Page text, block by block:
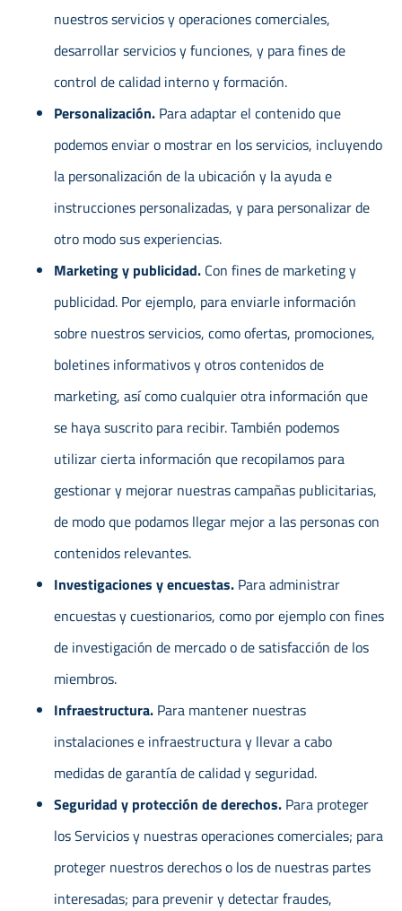
nuestros servicios y operaciones comerciales,
desarrollar servicios y funciones, y para fines de
control de calidad interno y formación.
Personalización. Para adaptar el contenido que
podemos enviar o mostrar en los servicios, incluyendo
la personalización de la ubicación y la ayuda e
instrucciones personalizadas, y para personalizar de
otro modo sus experiencias.
Marketing y publicidad. Con fines de marketing y
publicidad. Por ejemplo, para enviarle información
sobre nuestros servicios, como ofertas, promociones,
boletines informativos y otros contenidos de
marketing, así como cualquier otra información que
se haya suscrito para recibir. También podemos
utilizar cierta información que recopilamos para
gestionar y mejorar nuestras campañas publicitarias,
de modo que podamos llegar mejor a las personas con
contenidos relevantes.
Investigaciones y encuestas. Para administrar
encuestas y cuestionarios, como por ejemplo con fines
de investigación de mercado o de satisfacción de los
miembros.
Infraestructura. Para mantener nuestras
instalaciones e infraestructura y llevar a cabo
medidas de garantía de calidad y seguridad.
Seguridad y protección de derechos. Para proteger
los Servicios y nuestras operaciones comerciales; para
proteger nuestros derechos o los de nuestras partes
interesadas; para prevenir y detectar fraudes,